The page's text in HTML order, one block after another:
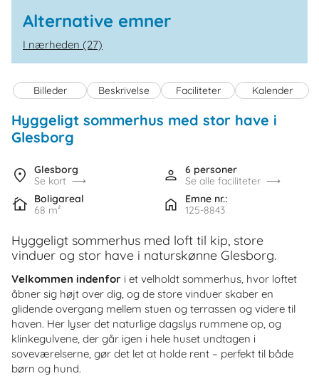
Alternative emner
I nærheden (27)
Billeder Beskrivelse Faciliteter Kalender
Hyggeligt sommerhus med stor have i
Glesborg
Glesborg
Se kort
6 personer
Se alle faciliteter
Boligareal
68 m²
Emne nr.:
125-8843
Hyggeligt sommerhus med loft til kip, store
vinduer og stor have i naturskønne Glesborg.
Velkommen indenfor i et velholdt sommerhus, hvor loftet
åbner sig højt over dig, og de store vinduer skaber en
glidende overgang mellem stuen og terrassen og videre til
haven. Her lyser det naturlige dagslys rummene op, og
klinkegulvene, der går igen i hele huset undtagen i
soveværelserne, gør det let at holde rent – perfekt til både
børn og hund.